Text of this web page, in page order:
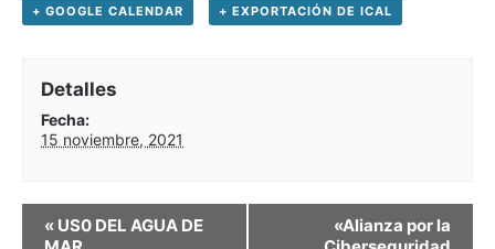
+ GOOGLE CALENDAR + EXPORTACIÓN DE ICAL
Detalles
Fecha:
15 noviembre, 2021
« US0 DEL AGUA DE
«Alianza por la